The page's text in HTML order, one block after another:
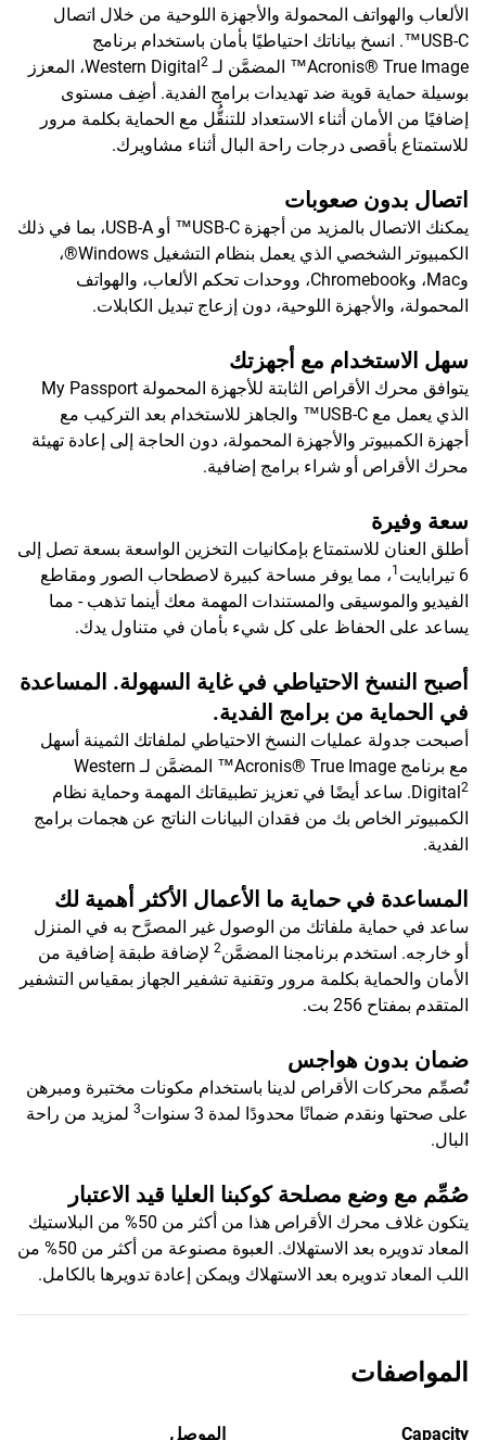
الألعاب والهواتف المحمولة والأجهزة اللوحية من خلال اتصال
USB-C™. انسخ بياناتك احتياطيًا بأمان باستخدام برنامج
Acronis® True Image™ المضمَّن لـ Western Digital
2
، المعزز
بوسيلة حماية قوية ضد تهديدات برامج الفدية. أضِف مستوى
إضافيًا من الأمان أثناء الاستعداد للتنقُّل مع الحماية بكلمة مرور
للاستمتاع بأقصى درجات راحة البال أثناء مشاويرك.
اتصال بدون صعوبات
يمكنك الاتصال بالمزيد من أجهزة USB-C™ أو USB-A، بما في ذلك
الكمبيوتر الشخصي الذي يعمل بنظام التشغيل Windows®،
وMac، وChromebook، ووحدات تحكم الألعاب، والهواتف
المحمولة، والأجهزة اللوحية، دون إزعاج تبديل الكابلات.
سهل الاستخدام مع أجهزتك
يتوافق محرك الأقراص الثابتة للأجهزة المحمولة My Passport
الذي يعمل مع USB-C™ والجاهز للاستخدام بعد التركيب مع
أجهزة الكمبيوتر والأجهزة المحمولة، دون الحاجة إلى إعادة تهيئة
محرك الأقراص أو شراء برامج إضافية.
سعة وفيرة
أطلق العنان للاستمتاع بإمكانيات التخزين الواسعة بسعة تصل إلى
6 تيرابايت
1، مما يوفر مساحة كبيرة لاصطحاب الصور ومقاطع
الفيديو والموسيقى والمستندات المهمة معك أينما تذهب - مما
يساعد على الحفاظ على كل شيء بأمان في متناول يدك.
أصبح النسخ الاحتياطي في غاية السهولة. المساعدة
في الحماية من برامج الفدية.
أصبحت جدولة عمليات النسخ الاحتياطي لملفاتك الثمينة أسهل
مع برنامج Acronis® True Image™ المضمَّن لـ Western
Digital2
. ساعد أيضًا في تعزيز تطبيقاتك المهمة وحماية نظام
الكمبيوتر الخاص بك من فقدان البيانات الناتج عن هجمات برامج
الفدية.
المساعدة في حماية ما الأعمال الأكثر أهمية لك
ساعد في حماية ملفاتك من الوصول غير المصرَّح به في المنزل
أو خارجه. استخدم برنامجنا المضمَّن2 لإضافة طبقة إضافية من
الأمان والحماية بكلمة مرور وتقنية تشفير الجهاز بمقياس التشفير
المتقدم بمفتاح 256 بت.
ضمان بدون هواجس
نًُصمِّم محركات الأقراص لدينا باستخدام مكونات مختبرة ومبرهن
على صحتها ونقدم ضمانًا محدودًا لمدة 3 سنوات
3 لمزيد من راحة
البال.
صُمِّم مع وضع مصلحة كوكبنا العليا قيد الاعتبار
يتكون غلاف محرك الأقراص هذا من أكثر من 50% من البلاستيك
المعاد تدويره بعد الاستهلاك. العبوة مصنوعة من أكثر من 50% من
اللب المعاد تدويره بعد الاستهلاك ويمكن إعادة تدويرها بالكامل.
المواصفات
Capacity الموصل